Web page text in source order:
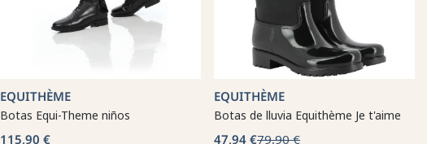
EQUITHÈME
Botas Equi-Theme niños
115,90 €
EQUITHÈME
Botas de lluvia Equithème Je t'aime
47,94 €79,90 €